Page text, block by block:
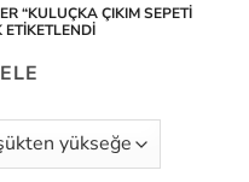
“KULUÇKA ÇIKIM SEPETI